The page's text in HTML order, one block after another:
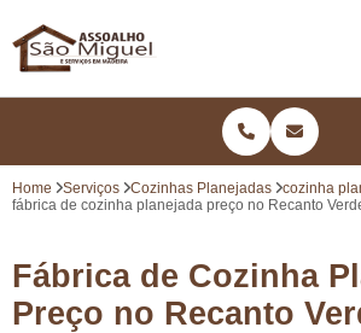
Home Serviços Cozinhas Planejadas
cozinha
fábrica de cozinha planejada preço no Recanto
Fábrica de Cozinha
Preço no Recanto